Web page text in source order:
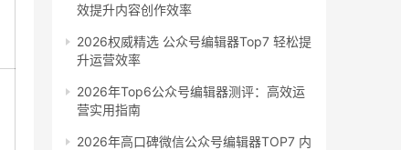
效提升内容创作效率
2026权威精选 公众号编辑器Top7 轻松提
升运营效率
2026年Top6公众号编辑器测评：高效运
营实用指南
2026年高口碑微信公众号编辑器TOP7 内